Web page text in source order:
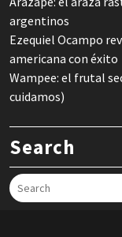
argentinos
Ezequiel Ocampo
americana con éxito
Wampee: el frutal
cuidamos)
Search